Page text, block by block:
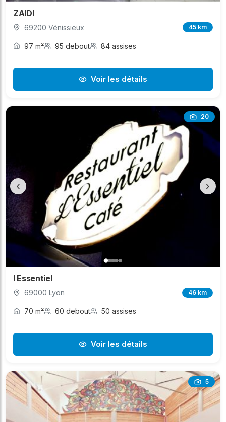
ZAIDI
69200 Vénissieux 45 km
97 m² 95 debout 84 assises
Voir les détails
20
‹ ›
l Essentiel
69000 Lyon 46 km
70 m² 60 debout 50 assises
Voir les détails
5